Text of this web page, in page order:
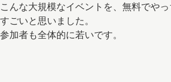
こんな大規模なイベントを、無料でや
すごいと思いました。
参加者も全体的に若いです。